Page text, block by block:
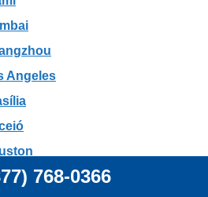
Angeles
768-0366